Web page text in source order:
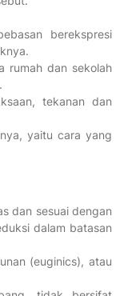
berekspresi
rumah dan sekolah
tekanan dan
yaitu cara yang
dan sesuai dengan
dalam batasan
(euginics), atau